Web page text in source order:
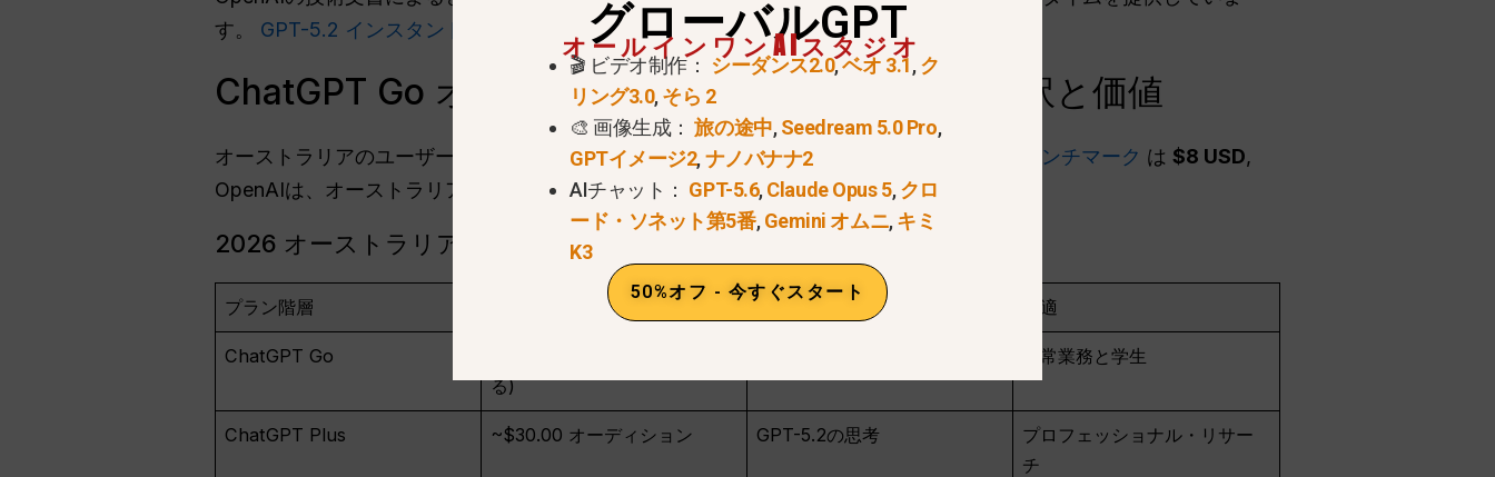
す。 GPT-5.2 インスタント アーキテクチャは、標準のFreeティアと比較すると.
ChatGPT Go オーストラリアでの価格：AUDの内訳と価値
オーストラリアのユーザーにとって最大の疑問のひとつはコストだ。しかし グローバル・ベンチマーク は $8 USD,
OpenAIは、オーストラリアの消費者向けにチェックアウト体験を最適化した。.
2026 オーストラリア定期購読価格ガイド
プラン階層 月額料金（推定） 主要モデル 最適
ChatGPT Go
る)
日常業務と学生
ChatGPT Plus ~$30.00 オーディション GPT-5.2の思考
プロフェッショナル・リサー
チ
グローバルGPT
オールインワンAIスタジオ
🎬 ビデオ制作： シーダンス2.0,ベオ 3.1,ク
リング3.0,そら 2
🎨 画像生成：旅の途中,Seedream 5.0 Pro,
GPTイメージ2,ナノバナナ2
AIチャット： GPT-5.6,Claude Opus 5,クロ
ード・ソネット第5番,Gemini オムニ,キミ
K3
50%オフ - 今すぐスタート